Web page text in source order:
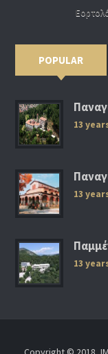
POPULAR
13
13
13